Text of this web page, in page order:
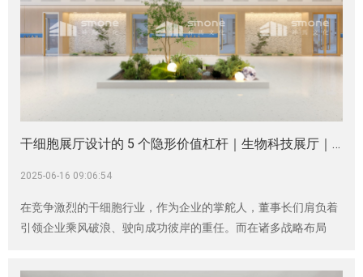
干细胞展厅设计的 5 个隐形价值杠杆｜生物科技展厅｜医疗器械展厅
2025-06-16 09:06:54
在竞争激烈的干细胞行业，作为企业的掌舵人，董事长们肩负着
引领企业乘风破浪、驶向成功彼岸的重任。而在诸多战略布局
专业深耕展厅设计领域、洞悉行业门道的先锋，在此为董事长们